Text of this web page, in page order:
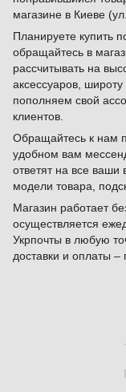
магазине в Киеве
Планируете купить
обращайтесь в
рассчитывать на
аксессуаров,
пополняем свой
клиентов.
Обращайтесь к нам
удобном вам
ответят на все
модели товара,
Магазин работает
осуществляется
Укрпочты в любую
доставки и оплаты –